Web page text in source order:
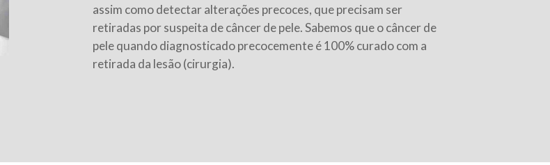
assim como detectar alterações precoces, que precisam ser
retiradas por suspeita de câncer de pele. Sabemos que o câncer de
pele quando diagnosticado precocemente é 100% curado com a
retirada da lesão (cirurgia).